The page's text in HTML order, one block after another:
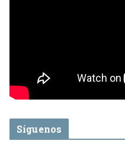
Síguenos